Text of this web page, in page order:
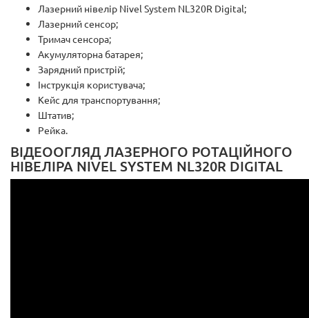
Лазерний нівелір Nivel System NL320R Digital;
Лазерний сенсор;
Тримач сенсора;
Акумуляторна батарея;
Зарядний пристрій;
Інструкція користувача;
Кейс для транспортування;
Штатив;
Рейка.
ВІДЕООГЛЯД ЛАЗЕРНОГО РОТАЦІЙНОГО
НІВЕЛІРА NIVEL SYSTEM NL320R DIGITAL